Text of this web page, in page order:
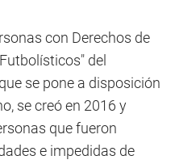
con Derechos de
del
se pone a disposición
se creó en 2016 y
que fueron
e impedidas de